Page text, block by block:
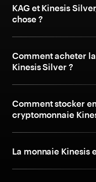
KAG et Kinesis
chose ?
Comment acheter
Kinesis Silver ?
Comment stocker
cryptomonnaie
La monnaie Kinesis